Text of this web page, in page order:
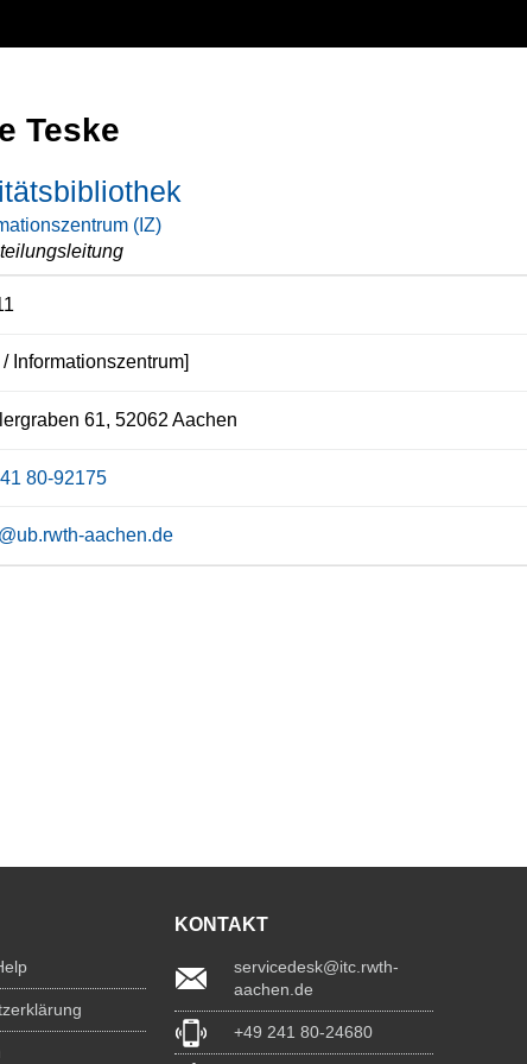
Teske
(IZ)
/ Informationszentrum]
61, 52062 Aachen
80-92175
aachen.de
KONTAKT
servicedesk@itc.rwth-
aachen.de
+49 241 80-24680